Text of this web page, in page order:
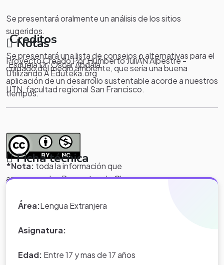
Se presentará oralmente un análisis de los sitios
sugeridos.
Se presentará una lista de consejos o alternativas para el
cuidado del medio ambiente, que sería una buena
aplicación de un desarrollo sustentable acorde a nuestros
tiempos.
Notas
.Escuela Dr. Oscar Abdala.
UTN, facultad regional San Francisco.
Creditos
Proyecto Creado Por Humberto JuliÁN Alpestre -
Utilizando A Eduteka.org
*Nota: toda la información que
aparece en los Proyectos de Clase
Eduteka es creada por los usuarios
Ficha técnica
Área:Lengua Extranjera
Asignatura:
Edad: Entre 17 y mas de 17 años